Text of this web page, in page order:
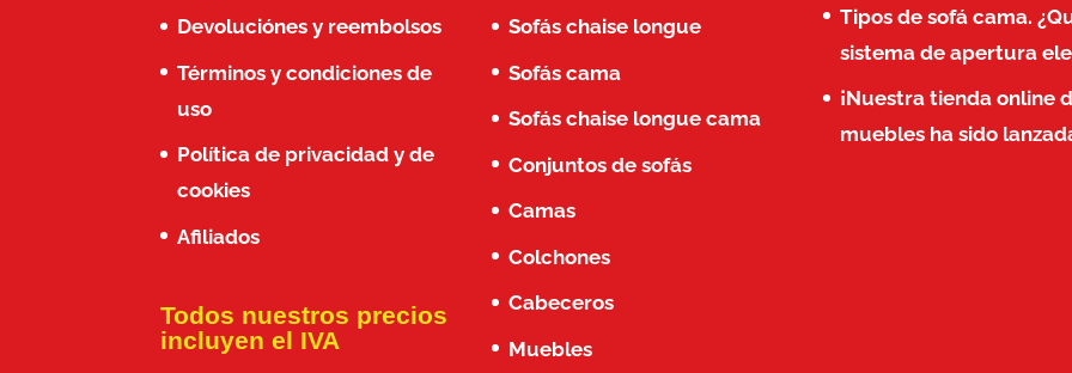
Devoluciónes y reembolsos
Términos y condiciones de
uso
Política de privacidad y de
cookies
Afiliados
Todos nuestros precios
incluyen el IVA
Sofás chaise longue
Sofás cama
Sofás chaise longue cama
Conjuntos de sofás
Camas
Colchones
Cabeceros
Muebles
Tipos de sofá cama.
sistema de apertura
¡Nuestra tienda online
muebles ha sido